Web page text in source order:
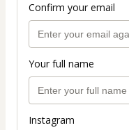
Confirm your email
Your full name
Instagram